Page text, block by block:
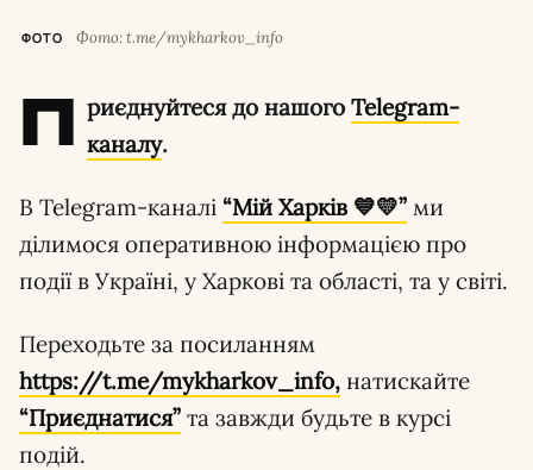
ФОТО Фото: t.me/mykharkov_info
П риєднуйтеся до нашогоTelegram-
каналу.
В Telegram-каналі “Мій Харків 💙💛” ми
ділимося оперативною інформацією про
події в Україні, у Харкові та області, та у світі.
Переходьте за посиланням
https://t.me/mykharkov_info, натискайте
“Приєднатися” та завжди будьте в курсі
подій.